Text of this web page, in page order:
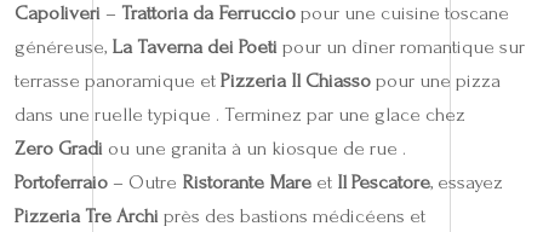
Capoliveri – Trattoria da Ferruccio pour une cuisine toscane
généreuse, La Taverna dei Poeti pour un dîner romantique sur
terrasse panoramique et Pizzeria Il Chiasso pour une pizza
dans une ruelle typique . Terminez par une glace chez
Zero Gradi ou une granita à un kiosque de rue .
Portoferraio – Outre Ristorante Mare et Il Pescatore, essayez
Pizzeria Tre Archi près des bastions médicéens et